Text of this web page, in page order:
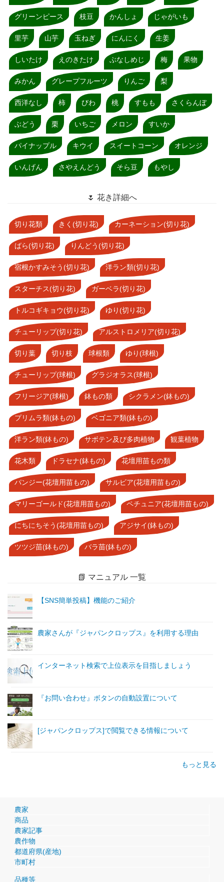
グリーンピース 枝豆 かんしょ じゃがいも
里芋 山芋 玉ねぎ にんにく 生姜
しいたけ えのきたけ ぶなしめじ 梅 果物
みかん グレープフルーツ りんご 梨
西洋なし 柿 びわ 桃 すもも さくらんぼ
ぶどう 栗 いちご メロン すいか
パイナップル キウイ スイートコーン オレンジ
いんげん さやえんどう そら豆 もやし
🌷 花き詳細へ
切り花類 きく(切り花) カーネーション(切り花)
ばら(切り花) りんどう(切り花)
宿根かすみそう(切り花) 洋ラン類(切り花)
スターチス(切り花) ガーベラ(切り花)
トルコギキョウ(切り花) ゆり(切り花)
チューリップ(切り花) アルストロメリア(切り花)
切り葉 切り枝 球根類 ゆり(球根)
チューリップ(球根) グラジオラス(球根)
フリージア(球根) 鉢もの類 シクラメン(鉢もの)
プリムラ類(鉢もの) ベゴニア類(鉢もの)
洋ラン類(鉢もの) サボテン及び多肉植物 観葉植物
花木類 ドラセナ(鉢もの) 花壇用苗もの類
パンジー(花壇用苗もの) サルビア(花壇用苗もの)
マリーゴールド(花壇用苗もの) ペチュニア(花壇用苗もの)
にちにちそう(花壇用苗もの) アジサイ(鉢もの)
ツツジ苗(鉢もの) バラ苗(鉢もの)
📗 マニュアル 一覧
【SNS簡単投稿】機能のご紹介
農家さんが『ジャパンクロップス』を利用する理由
インターネット検索で上位表示を目指しましょう
『お問い合わせ』ボタンの自動設置について
[ジャパンクロップス]で閲覧できる情報について
もっと見る
農家
商品
農家記事
農作物
都道府県(産地)
市町村
品種等